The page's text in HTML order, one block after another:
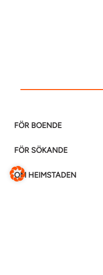
FÖR BOENDE
FÖR SÖKANDE
OM HEIMSTADEN